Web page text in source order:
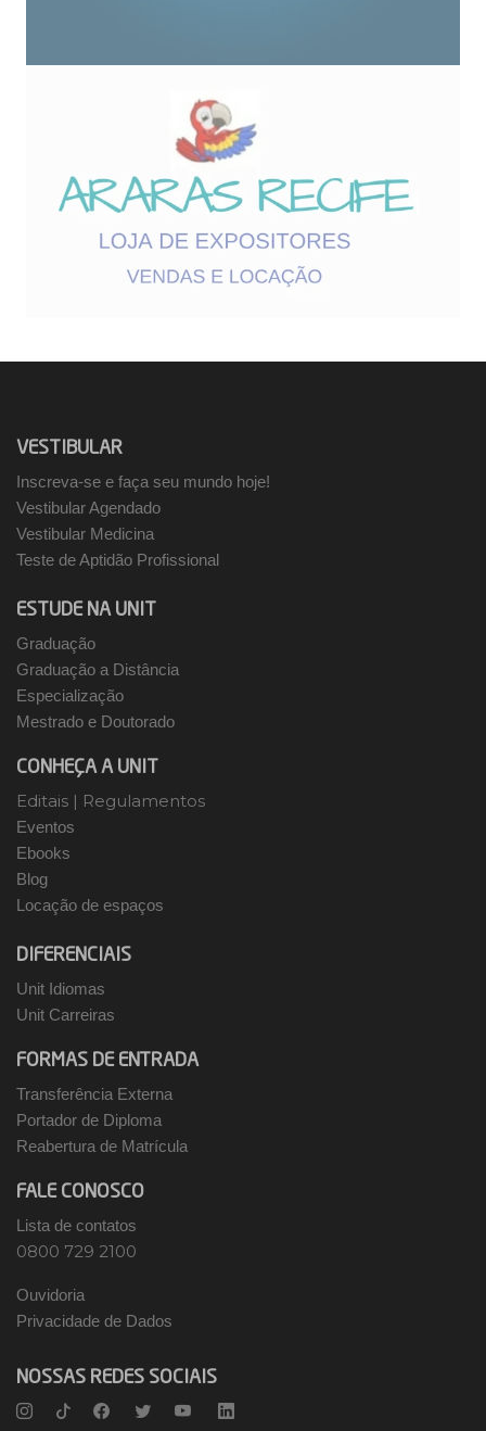
VESTIBULAR
Inscreva-se e faça seu mundo hoje!
Vestibular Agendado
Vestibular Medicina
Teste de Aptidão Profissional
ESTUDE NA UNIT
Graduação
Graduação a Distância
Especialização
Mestrado e Doutorado
CONHEÇA A UNIT
Editais | Regulamentos
Eventos
Ebooks
Blog
Locação de espaços
DIFERENCIAIS
Unit Idiomas
Unit Carreiras
FORMAS DE ENTRADA
Transferência Externa
Portador de Diploma
Reabertura de Matrícula
FALE CONOSCO
Lista de contatos
0800 729 2100
Ouvidoria
Privacidade de Dados
NOSSAS REDES SOCIAIS